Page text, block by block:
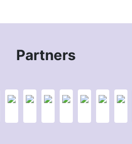
Partners